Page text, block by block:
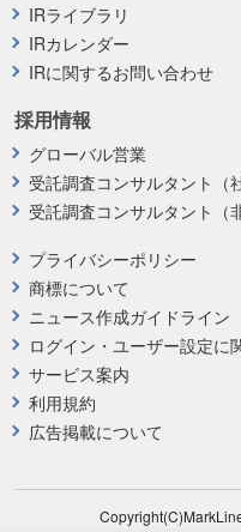
プライバシーポリシー
商標について
ニュース作成ガイドライン
ログイン・ユーザー設定に
サービス案内
利用規約
広告掲載について
採用情報
グローバル営業
受託調査コンサルタント（
受託調査コンサルタント（
IRライブラリ
IRカレンダー
IRに関するお問い合わせ